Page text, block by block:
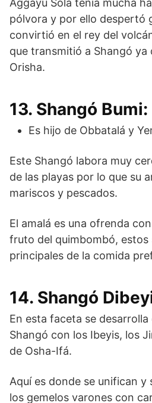
pólvora y por ello despertó
convirtió en el rey del
que transmitió a Shangó
Orisha.
13. Shangó Bumi:
Es hijo de Obbatalá y
Este Shangó labora muy
de las playas por lo que su
mariscos y pescados.
El amalá es una ofrenda
fruto del quimbombó, estos
principales de la comida
14. Shangó
En esta faceta se
Shangó con los Ibeyis, los
de Osha-Ifá.
Aquí es donde se unifican y
los gemelos varones con